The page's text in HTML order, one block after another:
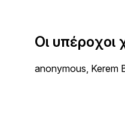
Οι υπέροχοι
anonymous, Kerem